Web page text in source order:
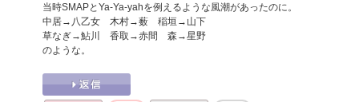
当時SMAPとYa-Ya-yahを例えるような風潮があったのに。
中居→八乙女 木村→薮 稲垣→山下
草なぎ→鮎川 香取→赤間 森→星野
のような。